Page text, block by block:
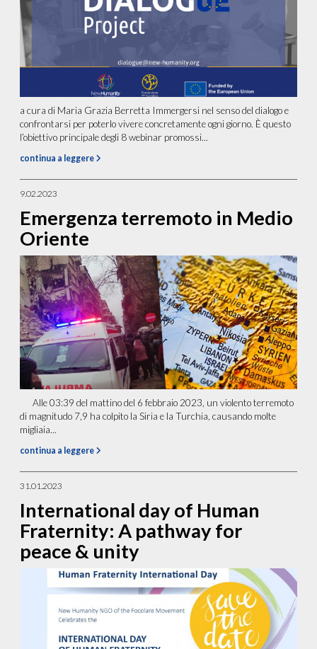
a cura di Maria Grazia Berretta Immergersi nel senso del dialogo e
confrontarsi per poterlo vivere concretamente ogni giorno. È questo
l’obiettivo principale degli 8 webinar promossi...
continua a leggere
9.02.2023
Emergenza terremoto in Medio
Oriente
Alle 03:39 del mattino del 6 febbraio 2023, un violento terremoto
di magnitudo 7,9 ha colpito la Siria e la Turchia, causando molte
migliaia...
continua a leggere
31.01.2023
International day of Human
Fraternity: A pathway for
peace & unity